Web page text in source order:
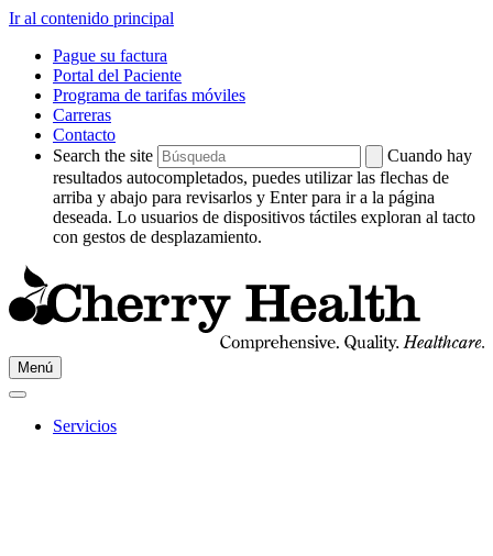
Ir al contenido principal
Pague su factura
Portal del Paciente
Programa de tarifas móviles
Carreras
Contacto
Search the site
Cuando hay
resultados autocompletados, puedes utilizar las flechas de
arriba y abajo para revisarlos y Enter para ir a la página
deseada. Lo usuarios de dispositivos táctiles exploran al tacto
con gestos de desplazamiento.
Ir
a
Cherry
HealthPágina
Menú
Servicios